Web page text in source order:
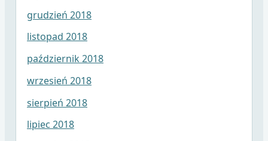
grudzień 2018
listopad 2018
październik 2018
wrzesień 2018
sierpień 2018
lipiec 2018